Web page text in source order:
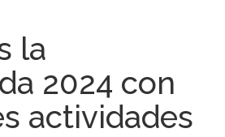
la
2024 con
actividades